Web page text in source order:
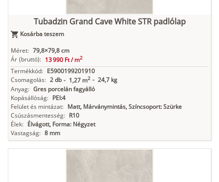
Tubadzin Grand Cave White STR padlólap
Kosárba teszem
Méret: 79,8×79,8 cm
Ár (bruttó): 13 990 Ft /m2
Termékkód: E5900199201910
Csomagolás: 2 db - 1,27 m2 - 24,7 kg
Anyag: Gres porcelán fagyálló
Kopásállóság: PEI:4
Felület és mintázat: Matt, Márványmintás, Színcsoport: Szürke
Csúszásmentesség: R10
Élek: Élvágott, Forma: Négyzet
Vastagság: 8 mm